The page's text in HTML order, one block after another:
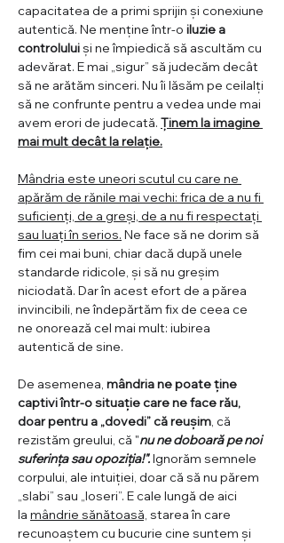
capacitatea de a primi sprijin și conexiune
autentică. Ne menține într-o iluzie a
controlului și ne împiedică să ascultăm cu
adevărat. E mai „sigur” să judecăm decât
să ne arătăm sinceri. Nu îi lăsăm pe ceilalți
să ne confrunte pentru a vedea unde mai
avem erori de judecată. Ținem la imagine
mai mult decât la relație.
Mândria este uneori scutul cu care ne
apărăm de rănile mai vechi: frica de a nu fi
suficienți, de a greși, de a nu fi respectați
sau luați în serios. Ne face să ne dorim să
fim cei mai buni, chiar dacă după unele
standarde ridicole, și să nu greșim
niciodată. Dar în acest efort de a părea
invincibili, ne îndepărtăm fix de ceea ce
ne onorează cel mai mult: iubirea
autentică de sine.
De asemenea, mândria ne poate ține
captivi într-o situație care ne face rău,
doar pentru a „dovedi” că reușim, că
rezistăm greului, că "nu ne doboară pe noi
suferința sau opoziția!". Ignorăm semnele
corpului, ale intuiției, doar că să nu părem
„slabi” sau „loseri”. E cale lungă de aici
la ⁠ mândrie sănătoasă, starea în care
recunoaștem cu bucurie cine suntem și